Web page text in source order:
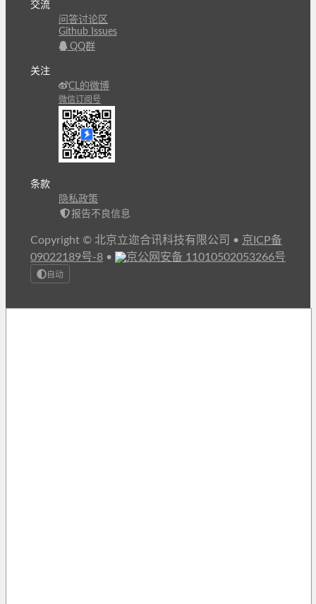
交流
问答讨论区
Github Issues
QQ群
关注
CL的微博
微信订阅号
条款
隐私政策
报告不良信息
Copyright © 北京立迩合讯科技有限公司 • 京ICP备
09022189号-8 • 京公网安备 11010502053266号
自动